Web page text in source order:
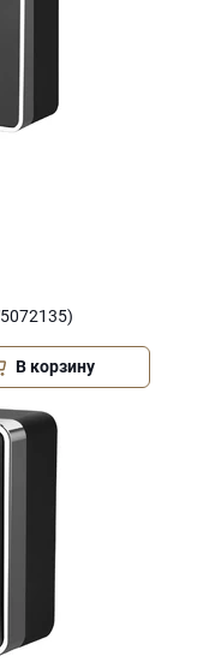
В корзину